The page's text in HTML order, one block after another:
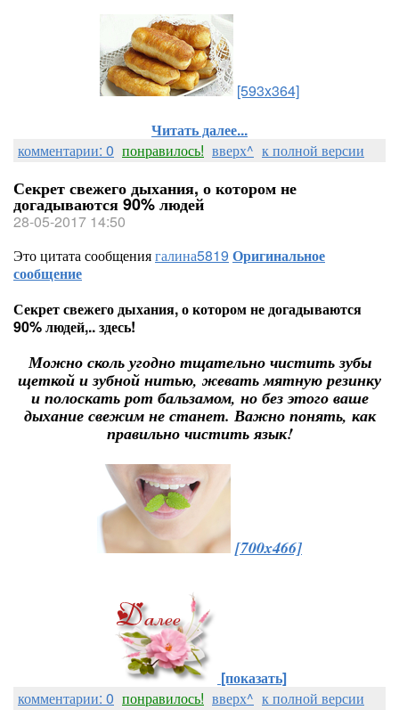
[593x364]
Читать далее...
комментарии: 0 понравилось! вверх^ к полной версии
Секрет свежего дыхания, о котором не
догадываются 90% людей
28-05-2017 14:50
Это цитата сообщениягалина5819 Оригинальное
сообщение
Секрет свежего дыхания, о котором не догадываются
90% людей,.. здесь!
Можно сколь угодно тщательно чистить зубы
щеткой и зубной нитью, жевать мятную резинку
и полоскать рот бальзамом, но без этого ваше
дыхание свежим не станет. Важно понять, как
правильно чистить язык!
[700x466]
[показать]
комментарии: 0 понравилось! вверх^ к полной версии